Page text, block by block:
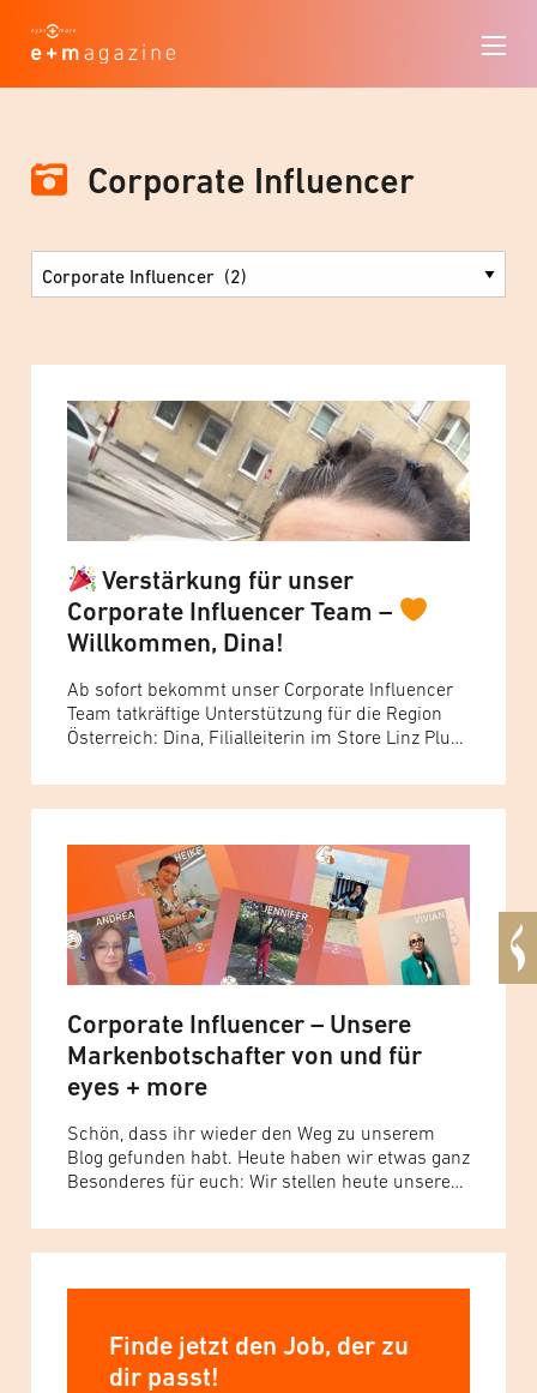
Corporate Influencer
Verstärkung für unser
Corporate Influencer Team –
Willkommen, Dina!
Ab sofort bekommt unser Corporate Influencer
Team tatkräftige Unterstützung für die Region
Österreich: Dina, Filialleiterin im Store Linz Plus
more mit einem größeren Publikum teilen. Dina
ist 27 Jahre alt und bereits seit Anfang 2019 Teil
Erfahrung.... Read more »
Corporate Influencer – Unsere
Markenbotschafter von und für
eyes + more
Schön, dass ihr wieder den Weg zu unserem
Blog gefunden habt. Heute haben wir etwas ganz
Besonderes für euch: Wir stellen heute unsere
sofort als Markenbotschafter:innen für eyes +
more in den sozialen Medien (vorrangig LinkedIn
Finde jetzt den Job, der zu
dir passt!